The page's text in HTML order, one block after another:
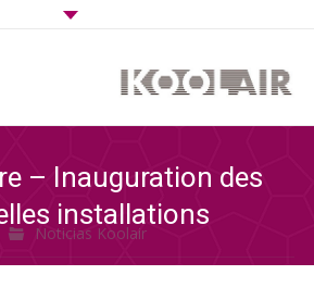
– Inauguration des
installations
Noticias Koolair